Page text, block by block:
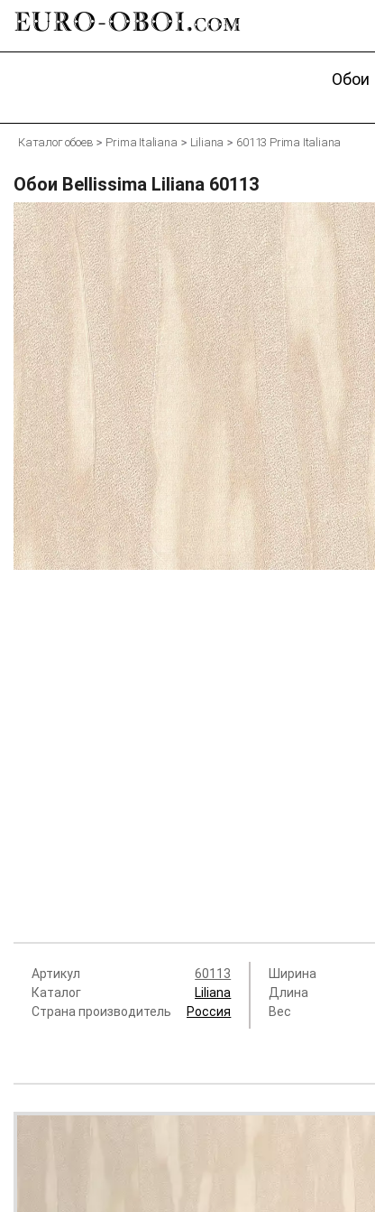
EURO-OBOI.com
Обои
Каталог обоев Prima Italiana Liliana 60113 Prima Italiana
Обои Bellissima Liliana 60113
Артикул
60113
Каталог
Liliana
Страна производитель
Россия
Ширина
Длина
Вес